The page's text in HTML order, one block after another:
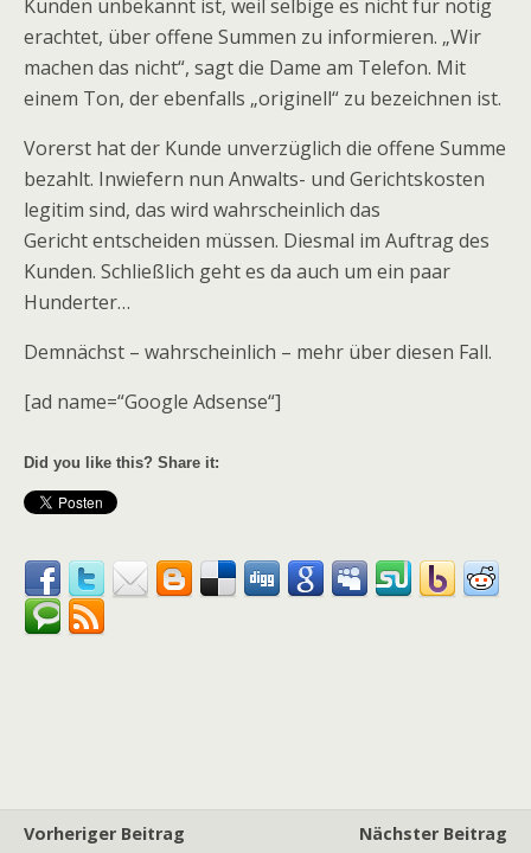
Kunden unbekannt ist, weil selbige es nicht für nötig
erachtet, über offene Summen zu informieren. „Wir
machen das nicht“, sagt die Dame am Telefon. Mit
einem Ton, der ebenfalls „originell“ zu bezeichnen ist.
Vorerst hat der Kunde unverzüglich die offene Summe
bezahlt. Inwiefern nun Anwalts- und Gerichtskosten
legitim sind, das wird wahrscheinlich das
Gericht entscheiden müssen. Diesmal im Auftrag des
Kunden. Schließlich geht es da auch um ein paar
Hunderter…
Demnächst – wahrscheinlich – mehr über diesen Fall.
[ad name=“Google Adsense“]
Did you like this? Share it:
Vorheriger Beitrag
Nächster Beitrag